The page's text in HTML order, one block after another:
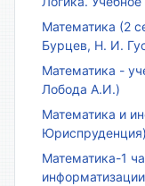
Математика (2
Бурцев, Н. И.
Математика -
Лобода А.И.)
Математика и
Математика-1